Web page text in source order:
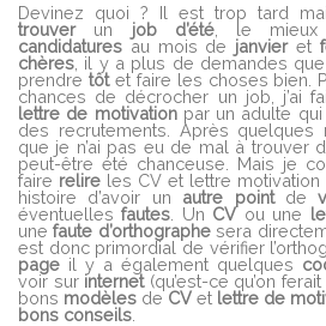
Devinez quoi ? Il est trop tard
trouverun job d’été, le mieux
candidatures au mois de janvieret
chères , il y a plus de demandes
prendre tôtet faire les choses bien.
chances de décrocher un job, j’ai
lettre de motivationpar un adulte qui
des recrutements. Après quelques
que je n’ai pas eu de mal à trouver
peut-être été chanceuse. Mais je
faire relire les CV et lettre motivation
histoire d’avoir un autre pointde
éventuellesfautes . Un CVou une
unefaute d’orthographesera
est donc primordial de vérifier
page il y a également quelques
voir sur internet(qu’est-ce qu’on
bons modèles de CV et lettre de
bons conseils